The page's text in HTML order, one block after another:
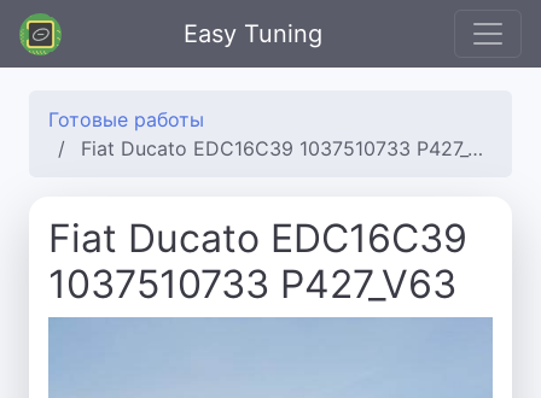
Easy Tuning
Готовые работы
Fiat Ducato EDC16C39 1037510733 P427_V63
Fiat Ducato EDC16C39
1037510733 P427_V63